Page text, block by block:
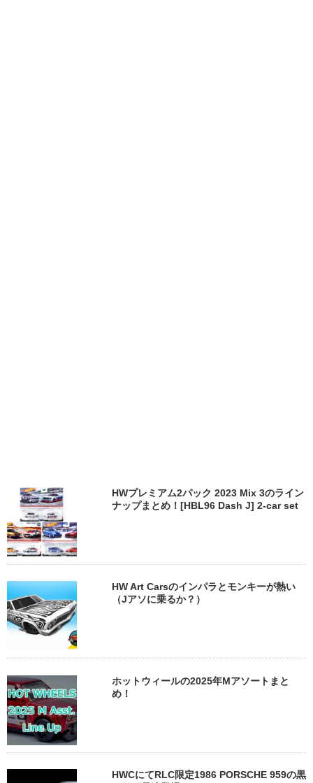
HWプレミアム2パック 2023 Mix 3のライン
ナップまとめ！[HBL96 Dash J] 2-car set
HW Art Carsのインパラとモンキーが熱い
（Jアソに乗るか？）
ホットウィールの2025年Mアソートまと
め！
HWCにてRLC限定1986 PORSCHE 959の黒